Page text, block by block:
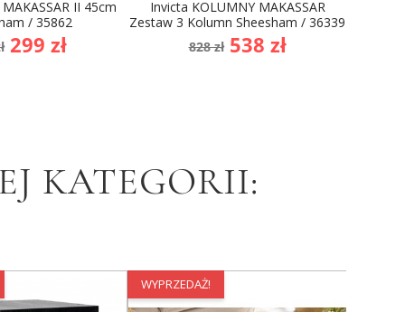
II 45cm
/ 35862
Cena
299 zł
Invicta KOLUMNY MAKASSAR
Zestaw 3 Kolumn Sheesham / 36339
Cena
podstawowa
828 zł Cena
538 zł
KATEGORII:
WYPRZEDAŻ!